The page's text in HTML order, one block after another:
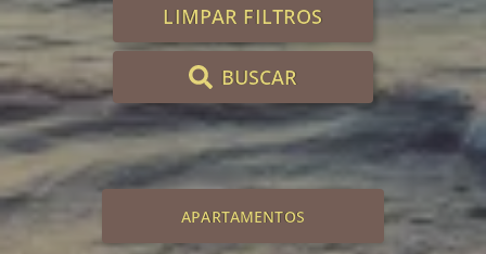
LIMPAR FILTROS
BUSCAR
APARTAMENTOS